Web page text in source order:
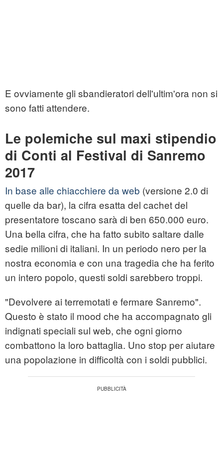
E ovviamente gli sbandieratori dell'ultim'ora non si
sono fatti attendere.
Le polemiche sul maxi stipendio
di Conti al Festival di Sanremo
2017
In base alle chiacchiere da web (versione 2.0 di
quelle da bar), la cifra esatta del cachet del
presentatore toscano sarà di ben 650.000 euro.
Una bella cifra, che ha fatto subito saltare dalle
sedie milioni di italiani. In un periodo nero per la
nostra economia e con una tragedia che ha ferito
un intero popolo, questi soldi sarebbero troppi.
"Devolvere ai terremotati e fermare Sanremo".
Questo è stato il mood che ha accompagnato gli
indignati speciali sul web, che ogni giorno
combattono la loro battaglia. Uno stop per aiutare
una popolazione in difficoltà con i soldi pubblici.